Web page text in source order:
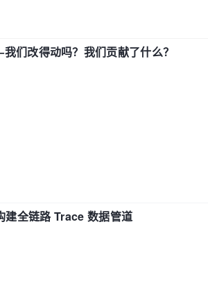
们改得动吗？我们贡献了什么？
全链路 Trace 数据管道